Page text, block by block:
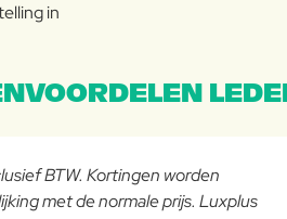
in
BTW. Kortingen worden
met de normale prijs. Luxplus